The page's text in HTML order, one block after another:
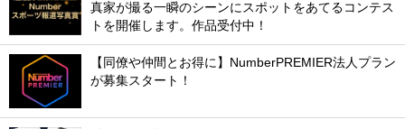
真家が撮る一瞬のシーンにスポットをあてるコンテス
トを開催します。作品受付中！
【同僚や仲間とお得に】NumberPREMIER法人プラン
が募集スタート！